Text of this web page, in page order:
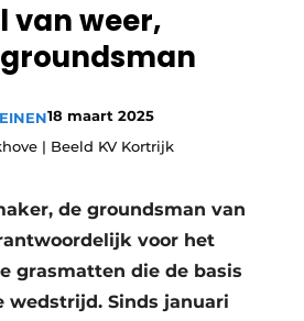
van weer,
18 maart 2025
| Beeld KV Kortrijk
de groundsman van
voor het
grasmatten die de basis
wedstrijd. Sinds januari